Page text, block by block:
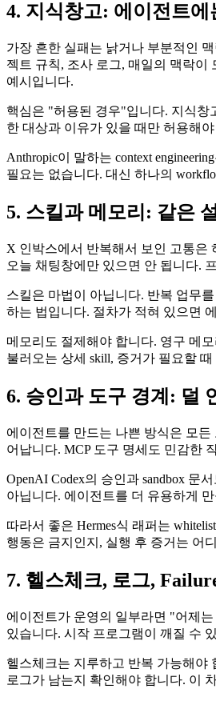
4. 지식창고: 에이전트
가장 흔한 실패는 낡거나 부분적인
젝트 규칙, 조사 로그, 매일의 맥락이
예시입니다.
핵심은 "허용된 경우"입니다. 지식창
한 대상과 이유가 있을 때만 허용해
Anthropic이 말하는 context
필요는 없습니다. 대신 하나의
5. 스킬과 메모리: 같은
X 인박스에서 반복해서 보인 고통은
오늘 채팅창에만 있으면 안 됩니다.
스킬은 마법이 아닙니다. 반복 업무
하는 법입니다. 절차가 적혀 있으면
메모리도 절제해야 합니다. 영구 메
불러오는 상세 skill, 증거가 필요할 때
6. 승인과 도구 경계: 덜
에이전트를 만드는 나쁜 방식은 모
어납니다. MCP 도구 명세도 민감한
OpenAI Codex의 승인과 sandbox 문
아닙니다. 에이전트를 더 유용하게
따라서 좋은 Hermes식 래퍼는
행동은 금지인지, 실행 후 증거는 어
7. 헬스체크, 로그,
에이전트가 운영의 일부라면 "어제
있습니다. 시작 프로그램이 깨질 수
헬스체크는 지루하고 반복 가능해야
로그가 남는지 확인해야 합니다. 이